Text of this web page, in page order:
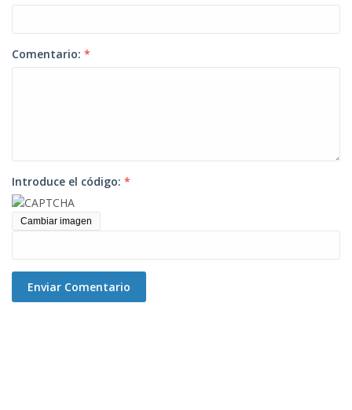
Comentario: *
Introduce el código: *
Cambiar imagen
Enviar Comentario